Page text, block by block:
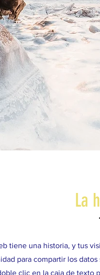
La
tiene una historia, y tus
para compartir los
clic en la caja de texto